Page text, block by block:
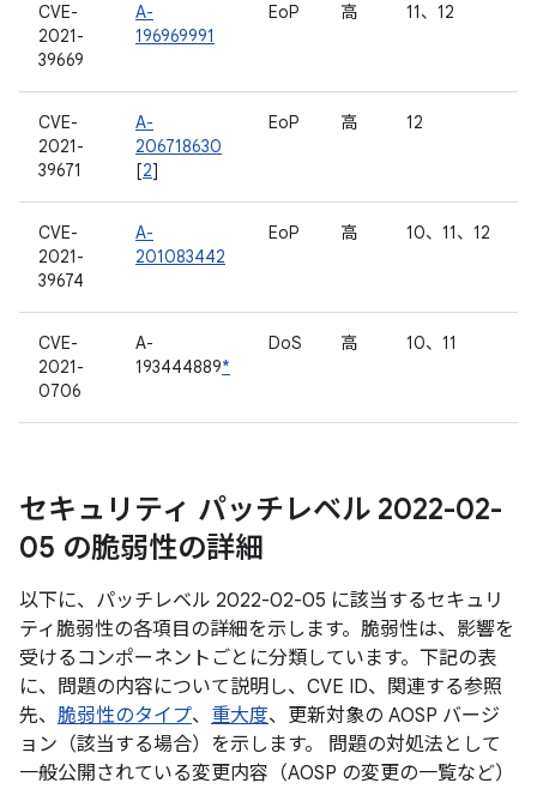
CVE-
2021-
39669
A-
196969991
EoP 高 11、12
CVE-
2021-
39671
A-
206718630
[2]
EoP 高 12
CVE-
2021-
39674
A-
201083442
EoP 高 10、11、12
CVE-
2021-
0706
A-
193444889*
DoS 高 10、11
セキュリティ パッチレベル 2022-02-
05 の脆弱性の詳細
以下に、パッチレベル 2022-02-05 に該当するセキュリ
ティ脆弱性の各項目の詳細を示します。脆弱性は、影響を
受けるコンポーネントごとに分類しています。下記の表
に、問題の内容について説明し、CVE ID、関連する参照
先、 脆弱性のタイプ、 重大度、更新対象の AOSP バージ
ョン（該当する場合）を示します。 問題の対処法として
一般公開されている変更内容（AOSP の変更の一覧など）